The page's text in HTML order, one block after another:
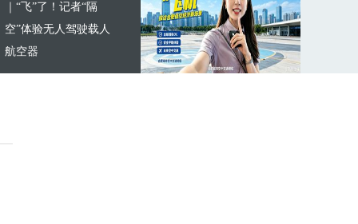
｜“飞”了！记者“隔
空”体验无人驾驶载人
航空器